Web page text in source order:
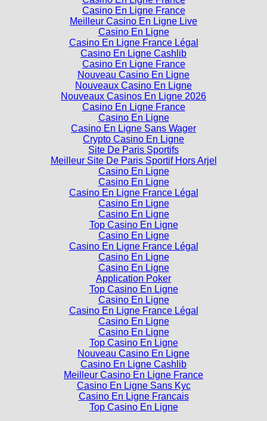
Meilleur Casino En Ligne Live
Casino En Ligne
Casino En Ligne France Légal
Casino En Ligne Cashlib
Casino En Ligne France
Nouveau Casino En Ligne
Nouveaux Casino En Ligne
Nouveaux Casinos En Ligne 2026
Casino En Ligne France
Casino En Ligne
Casino En Ligne Sans Wager
Crypto Casino En Ligne
Site De Paris Sportifs
Meilleur Site De Paris Sportif Hors Arjel
Casino En Ligne
Casino En Ligne
Casino En Ligne France Légal
Casino En Ligne
Casino En Ligne
Top Casino En Ligne
Casino En Ligne
Casino En Ligne France Légal
Casino En Ligne
Casino En Ligne
Application Poker
Top Casino En Ligne
Casino En Ligne
Casino En Ligne France Légal
Casino En Ligne
Casino En Ligne
Top Casino En Ligne
Nouveau Casino En Ligne
Casino En Ligne Cashlib
Meilleur Casino En Ligne France
Casino En Ligne Sans Kyc
Casino En Ligne Francais
Top Casino En Ligne